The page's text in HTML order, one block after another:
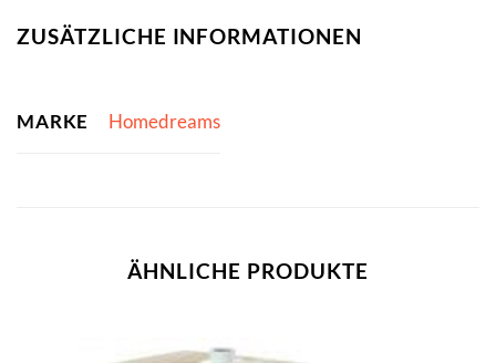
ZUSÄTZLICHE INFORMATIONEN
MARKE Homedreams
ÄHNLICHE PRODUKTE